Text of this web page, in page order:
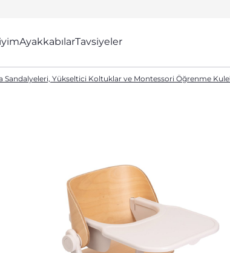
AyakkabılarTavsiyeler
Sandalyeleri, Yükseltici Koltuklar ve Montessori Öğrenme